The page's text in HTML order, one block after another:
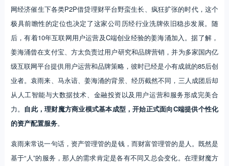
网经济催生下各类P2P借贷理财平台野蛮生长、疯狂扩张的时代，这个
极具前瞻性的定位也决定了这家公司历经行业洗牌依旧稳步发展。随
后，有着10年互联网用户运营及C端创业经验的姜海涌加入。据了解，
姜海涌曾在支付宝、方太负责过用户研究和品牌营销，并为多家国内亿
级互联网平台提供用户运营和品牌策略，彼时已经是小有成就的85后创
业者。袁雨来、马永谙、姜海涌的背景、经历截然不同，三人成团后却
从人工智能与大数据技术、金融投资以及用户运营和服务形成完美合
力。 自此，理财魔方商业模式基本成型，开始正式面向C端提供个性化
的资产配置服务。
袁雨来常说一句话，资产管理管的是钱，而财富管理管的是人。既然是
基于“人”的服务，那人的需求肯定是各有不同又总会变化。在理财魔方